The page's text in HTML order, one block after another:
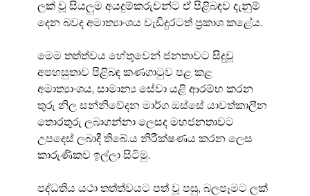
ලක් වූ සියලුම අයදුම්කරුවන්ට ඒ පිළිබඳව දැනුම්
දෙන බවද අමාත්‍යාංශය වැඩිදුරටත් ප්‍රකාශ කළේය.
මෙම තත්ත්වය හේතුවෙන් ජනතාවට සිදුවූ
අපහසුතාව පිළිබඳ කණගාටුව පළ කළ
අමාත්‍යාංශය, සාමාන්‍ය සේවා යළි ආරම්භ කරන
තුරු නිල සන්නිවේදන මාර්ග ඔස්සේ යාවත්කාලීන
තොරතුරු ලබාගන්නා ලෙසද මහජනතාවට
උපදෙස් ලබාදී තිබේ.ය නිරීක්ෂණය කරන ලෙස
කාරුණිකව ඉල්ලා සිටිමු.
පද්ධතිය යථා තත්ත්වයට පත් වූ පසු, බලපෑමට ලක්